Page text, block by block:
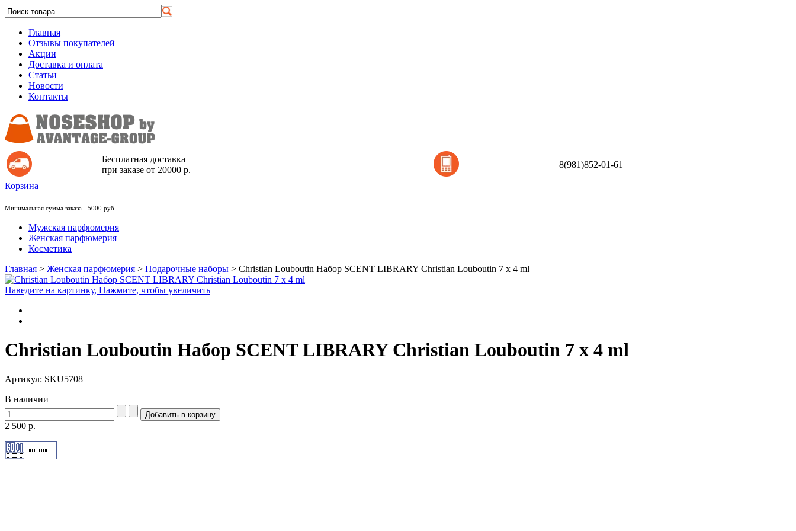
Главная
Отзывы покупателей
Акции
Доставка и оплата
Статьи
Новости
Контакты
Бесплатная доставка
при заказе от 20000 р.
8(981)852-01-61
Корзина
Минимальная сумма заказа - 5000 руб.
Мужская парфюмерия
Женская парфюмерия
Косметика
Главная > Женская парфюмерия > Подарочные наборы > Christian Louboutin Набор SCENT LIBRARY Christian Louboutin 7 x 4 ml
Наведите на картинку, Нажмите, чтобы увеличить
Christian Louboutin Набор SCENT LIBRARY Christian Louboutin 7 x 4 ml
Артикул: SKU5708
В наличии
2 500 р.